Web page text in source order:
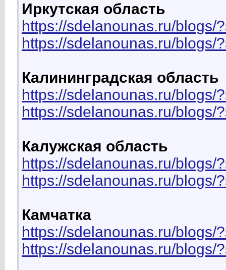
Иркутская область
https://sdelanounas.ru/blogs/
https://sdelanounas.ru/blogs/
Калининградская область
https://sdelanounas.ru/blogs/
https://sdelanounas.ru/blogs/
Калужская область
https://sdelanounas.ru/blogs/
https://sdelanounas.ru/blogs/
Камчатка
https://sdelanounas.ru/blogs/
https://sdelanounas.ru/blogs/